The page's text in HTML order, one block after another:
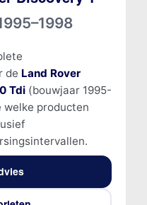
de Land Rover
Tdi(bouwjaar 1995-
welke producten